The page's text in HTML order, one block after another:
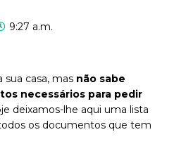
9:27 a.m.
sua casa, mas não sabe
necessários para pedir
deixamos-lhe aqui uma lista
os documentos que tem